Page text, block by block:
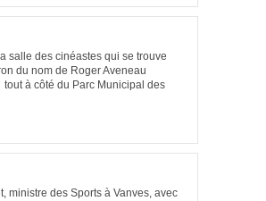
salle des cinéastes qui se trouve
du nom de Roger Aveneau
à côté du Parc Municipal des
ministre des Sports à Vanves, avec